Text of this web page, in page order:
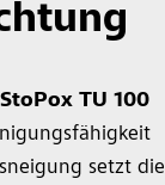
StoPox TU 100
setzt die